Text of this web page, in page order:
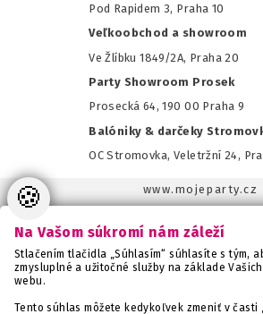
Pod Rapidem 3, Praha 10
Veľkoobchod a showroom
Ve Žlíbku 1849/2A, Praha 20
Party Showroom Prosek
Prosecká 64, 190 00 Praha 9
Balóniky & darčeky
OC Stromovka, Veletržní 24,
www.mojeparty.cz
www.detskaparty.cz
🍪
Na Vašom súkromí nám záleží
Stlačením tlačidla „Súhlasím“ súhlasíte s tým,
zmysluplné a užitočné služby na základe
webu.
Tento súhlas môžete kedykoľvek zmeniť v časti